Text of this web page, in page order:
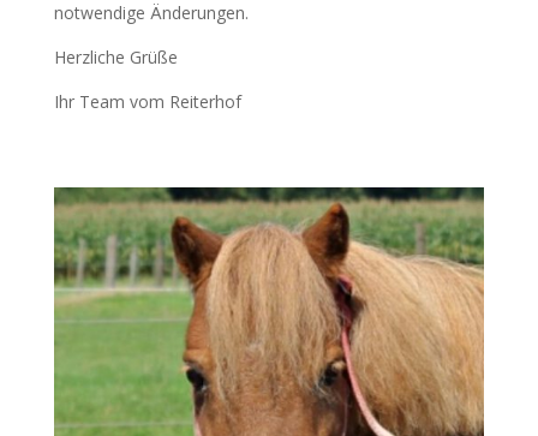
notwendige Änderungen.
Herzliche Grüße
Ihr Team vom Reiterhof